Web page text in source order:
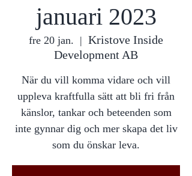
januari 2023
fre 20 jan.
  |
Kristove Inside
Development AB
När du vill komma vidare och vill
uppleva kraftfulla sätt att bli fri från
känslor, tankar och beteenden som
inte gynnar dig och mer skapa det liv
som du önskar leva.